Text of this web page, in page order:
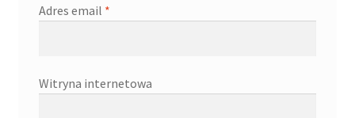
Adres email *
Witryna internetowa